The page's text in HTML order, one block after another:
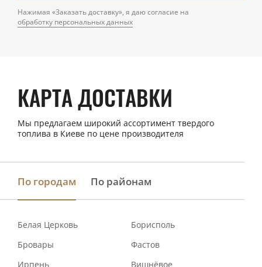
Нажимая «Заказать доставку», я даю согласие на
обработку персональных данных
КАРТА ДОСТАВКИ
Мы предлагаем широкий ассортимент твердого
топлива в Киеве по цене производителя
По городам По районам
Белая Церковь
Борисполь
Бровары
Фастов
Ирпень
Вишнёвое